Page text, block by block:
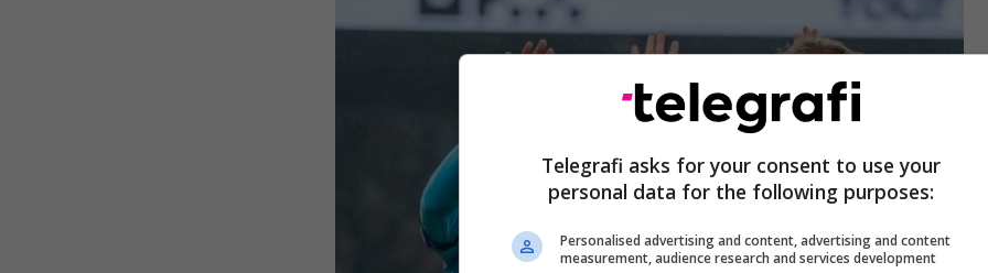
Telegrafi asks for your consent to use your
personal data for the following purposes:
Personalised advertising and content, advertising and content
measurement, audience research and services development